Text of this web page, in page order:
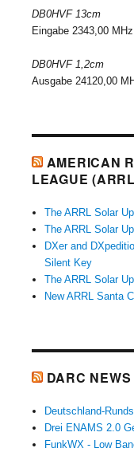
DB0HVF 13cm
Eingabe 2343,00 MHz
DB0HVF 1,2cm
Ausgabe 24120,00
AMERICAN
LEAGUE
The ARRL Solar
The ARRL Solar
DXer and
Silent Key
The ARRL Solar
New ARRL Santa
DARC NEWS
Deutschland-
Drei ENAMS 2.0
FunkWX - Low